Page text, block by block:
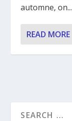
automne, on...
READ MORE